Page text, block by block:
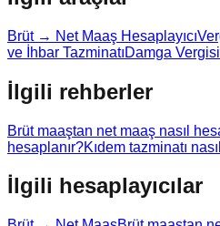
Brüt → Net Maaş Hesaplayıcı
ve İhbar TazminatıDamga
İlgili rehberler
Brüt maaştan net maaş nasıl
hesaplanır?Kıdem tazminatı
İlgili hesaplayıcılar